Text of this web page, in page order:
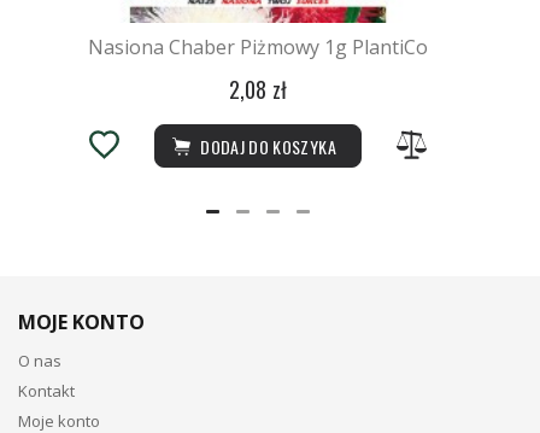
Nasiona Chaber Piżmowy 1g PlantiCo
2,08 zł
DODAJ DO KOSZYKA
MOJE KONTO
O nas
Kontakt
Moje konto